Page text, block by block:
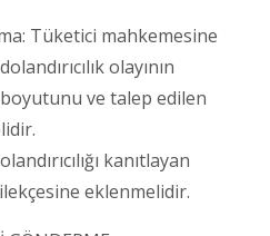
Tüketici mahkemesine
olayının
ve talep edilen
kanıtlayan
eklenmelidir.